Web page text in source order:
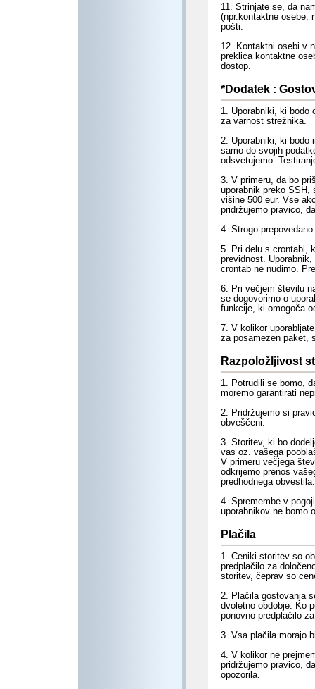
11. Strinjate se, da
(npr.kontaktne osebe,
pošti.
12. Kontaktni osebi v
preklica kontaktne
dostop.
*Dodatek :
1. Uporabniki, ki bodo
za varnost strežnika.
2. Uporabniki, ki bodo
samo do svojih
odsvetujemo.
3. V primeru, da bo
uporabnik preko SSH,
višine 500 eur. Vse
pridržujemo pravico,
4. Strogo
5. Pri delu s crontabi,
previdnost.
crontab ne nudimo.
6. Pri večjem številu
se dogovorimo o
funkcije, ki omogoča
7. V kolikor
za posamezen paket,
Razpoložljivost
1. Potrudili se bomo,
moremo garantirati
2. Pridržujemo si
obveščeni.
3. Storitev, ki bo
vas oz. vašega
V primeru večjega
odkrijemo prenos
predhodnega obvestila.
4. Spremembe v
uporabnikov ne bomo
Plačila
1. Ceniki storitev so
predplačilo za
storitev, čeprav so
2. Plačila gostovanja
dvoletno obdobje. Ko
ponovno predplačilo
3. Vsa plačila morajo
4. V kolikor ne
pridržujemo pravico,
opozorila.